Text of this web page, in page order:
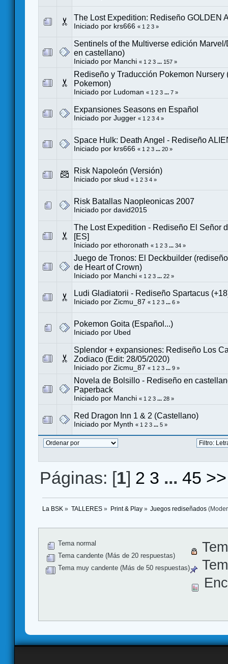
The Lost Expedition: Rediseño GOLDEN
Iniciado por krs666 « 1 2 3 »
Sentinels of the Multiverse edición
en castellano)
Iniciado por Manchi « 1 2 3 ... 157 »
Rediseño y Traducción Pokemon Nursery
Pokemon)
Iniciado por Ludoman « 1 2 3 ... 7 »
Expansiones Seasons en Español
Iniciado por Jugger « 1 2 3 4 »
Space Hulk: Death Angel - Rediseño
Iniciado por krs666 « 1 2 3 ... 20 »
Risk Napoleón (Versión)
Iniciado por skud « 1 2 3 4 »
Risk Batallas Naopleonicas 2007
Iniciado por david2015
The Lost Expedition - Rediseño El Señor
[ES]
Iniciado por ethoronath « 1 2 3 ... 34 »
Juego de Tronos: El Deckbuilder
de Heart of Crown)
Iniciado por Manchi « 1 2 3 ... 22 »
Ludi Gladiatorii - Rediseño Spartacus
Iniciado por Zicmu_87 « 1 2 3 ... 6 »
Pokemon Goita (Español...)
Iniciado por Ubed
Splendor + expansiones: Rediseño Los
Zodiaco (Edit: 28/05/2020)
Iniciado por Zicmu_87 « 1 2 3 ... 9 »
Novela de Bolsillo - Rediseño en
Paperback
Iniciado por Manchi « 1 2 3 ... 28 »
Red Dragon Inn 1 & 2 (Castellano)
Iniciado por Mynth « 1 2 3 ... 5 »
Páginas: [1] 2 3 ...45 >>
La BSK » TALLERES» Print & Play» Juegos rediseñados
Tema normal
Tema candente (Más de 20 respuestas)
Tema muy candente (Más de 50 respuestas)